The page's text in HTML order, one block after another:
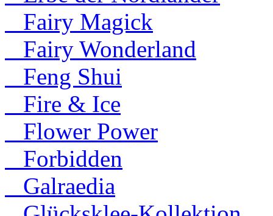
Fairy Magick
Fairy Wonderland
Feng Shui
Fire & Ice
Flower Power
Forbidden
Galraedia